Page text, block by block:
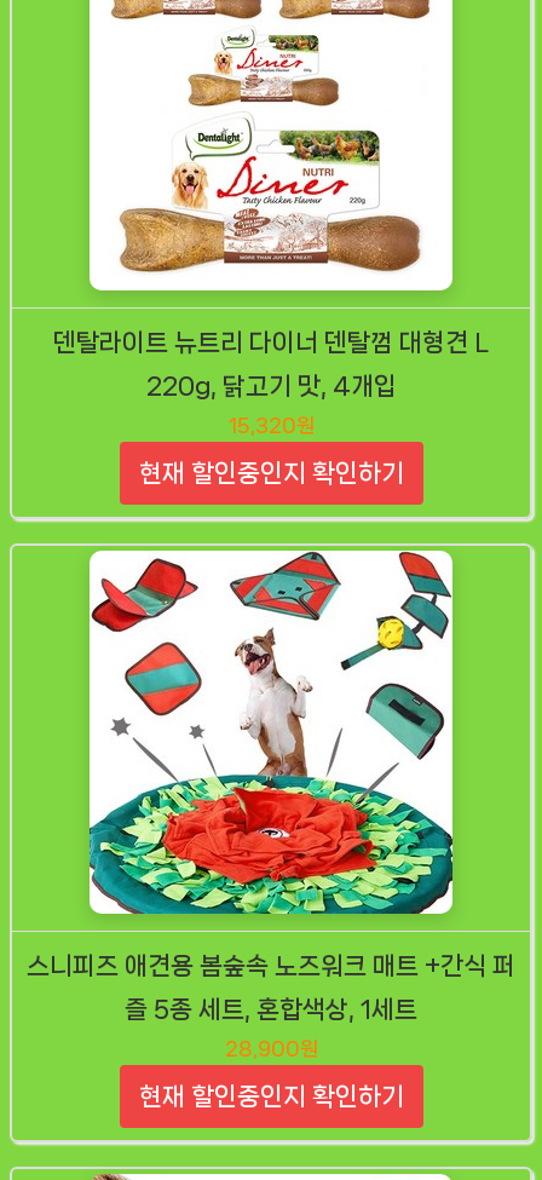
덴탈라이트 뉴트리 다이너 덴탈껌 대형견 L
220g, 닭고기 맛, 4개입
15,320원
현재 할인중인지 확인하기
스니피즈 애견용 봄숲속 노즈워크 매트 +간식 퍼
즐 5종 세트, 혼합색상, 1세트
28,900원
현재 할인중인지 확인하기